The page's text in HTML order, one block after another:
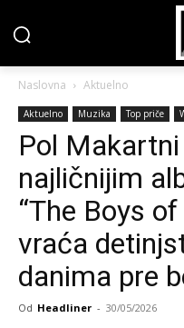
Naslovna Aktuelno
Aktuelno Muzika Top priče
Pol
najličnijim
“The Boys
vraća
danima pre
Od Headliner - 30/05/2026